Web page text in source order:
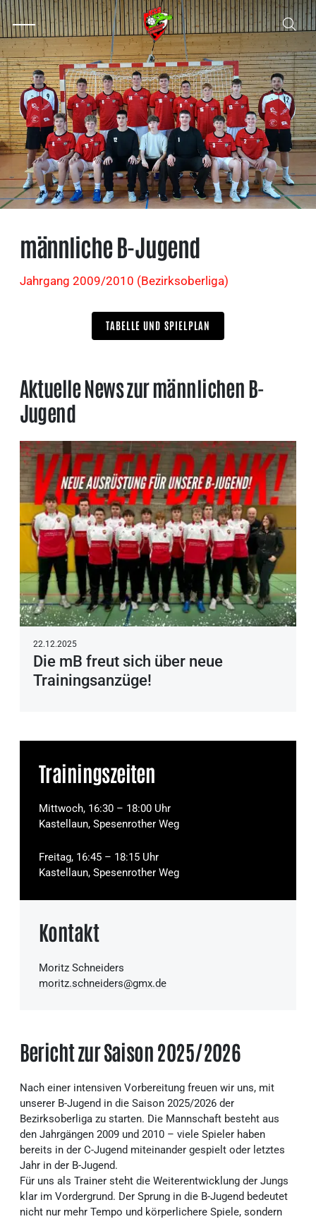
männliche B-Jugend
Jahrgang 2009/2010 (Bezirksoberliga)
TABELLE UND SPIELPLAN
Aktuelle News zur männlichen B-
Jugend
22.12.2025
Die mB freut sich über neue
Trainingsanzüge!
Trainingszeiten
Mittwoch, 16:30 – 18:00 Uhr
Kastellaun, Spesenrother Weg
Freitag, 16:45 – 18:15 Uhr
Kastellaun, Spesenrother Weg
Kontakt
Moritz Schneiders
moritz.schneiders@gmx.de
Bericht zur Saison 2025/2026
Nach einer intensiven Vorbereitung freuen wir uns, mit
unserer B-Jugend in die Saison 2025/2026 der
Bezirksoberliga zu starten. Die Mannschaft besteht aus
den Jahrgängen 2009 und 2010 – viele Spieler haben
bereits in der C-Jugend miteinander gespielt oder letztes
Jahr in der B-Jugend.
Für uns als Trainer steht die Weiterentwicklung der Jungs
klar im Vordergrund. Der Sprung in die B-Jugend bedeutet
nicht nur mehr Tempo und körperlichere Spiele, sondern